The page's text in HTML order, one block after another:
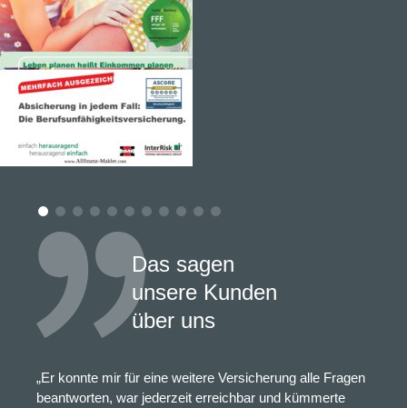
Das sagen
unsere Kunden
über uns
„Er konnte mir für eine weitere Versicherung alle Fragen
beantworten, war jederzeit erreichbar und kümmerte